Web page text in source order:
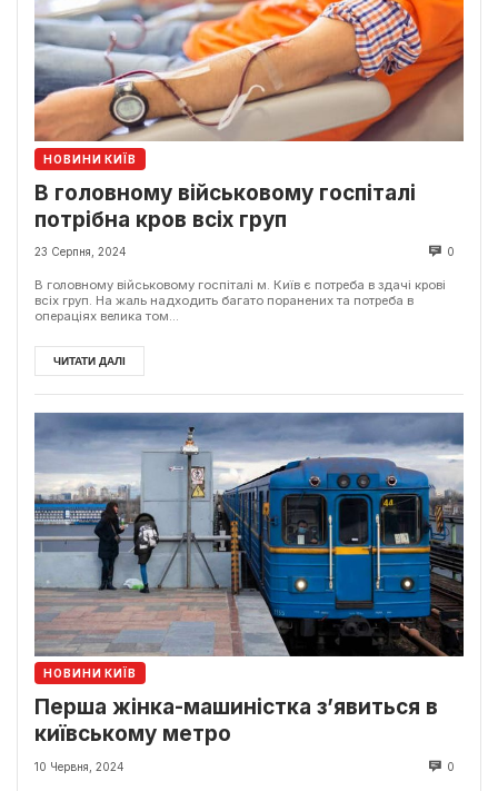
НОВИНИ КИЇВ
В головному військовому госпіталі
потрібна кров всіх груп
23 Серпня, 2024 0
В головному військовому госпіталі м. Київ є потреба в здачі крові
всіх груп. На жаль надходить багато поранених та потреба в
операціях велика том...
ЧИТАТИ ДАЛІ
НОВИНИ КИЇВ
Перша жінка-машиністка з’явиться в
київському метро
10 Червня, 2024 0